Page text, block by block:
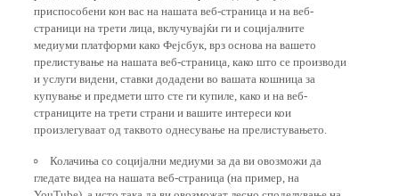
приспособени кон вас на нашата веб-страница и на веб-
страници на трети лица, вклучувајќи ги и социјалните
медиуми платформи како Фејсбук, врз основа на вашето
прелистување на нашата веб-страница, како што се производи
и услуги видени, ставки додадени во вашата кошница за
купување и предмети што сте ги купиле, како и на веб-
страниците на трети страни и вашите интереси кои
произлегуваат од таквото однесување на прелистувањето.
Колачиња со социјални медиуми за да ви овозможи да
гледате видеа на нашата веб-страница (на пример, на
YouTube), а исто така да ви овозможат лесно споделување на